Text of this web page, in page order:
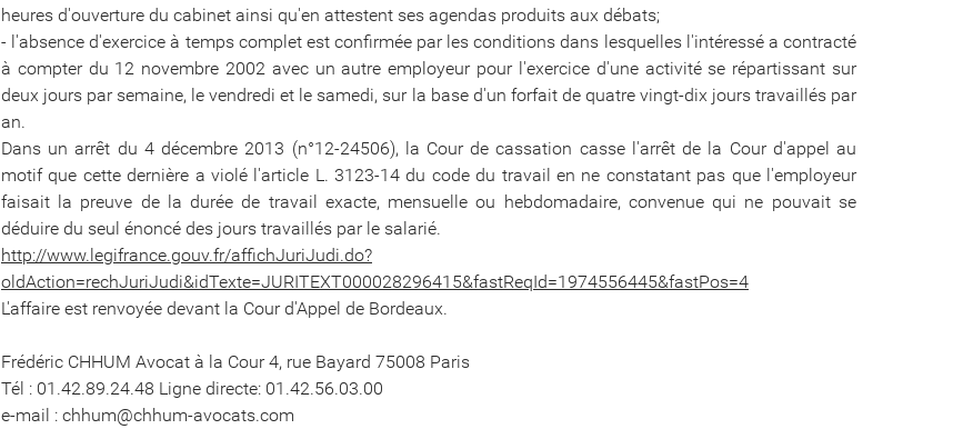
heures d'ouverture du cabinet ainsi qu'en attestent ses agendas produits aux débats;
- l'absence d'exercice à temps complet est confirmée par les conditions dans lesquelles l'intéressé a contracté
à compter du 12 novembre 2002 avec un autre employeur pour l'exercice d'une activité se répartissant sur
deux jours par semaine, le vendredi et le samedi, sur la base d'un forfait de quatre vingt-dix jours travaillés par
an.
Dans un arrêt du 4 décembre 2013 (n°12-24506), la Cour de cassation casse l'arrêt de la Cour d'appel au
motif que cette dernière a violé l'article L. 3123-14 du code du travail en ne constatant pas que l'employeur
faisait la preuve de la durée de travail exacte, mensuelle ou hebdomadaire, convenue qui ne pouvait se
déduire du seul énoncé des jours travaillés par le salarié.
http://www.legifrance.gouv.fr/affichJuriJudi.do?
oldAction=rechJuriJudi&idTexte=JURITEXT000028296415&fastReqId=1974556445&fastPos=4
L'affaire est renvoyée devant la Cour d'Appel de Bordeaux.
Frédéric CHHUM Avocat à la Cour 4, rue Bayard 75008 Paris
Tél : 01.42.89.24.48 Ligne directe: 01.42.56.03.00
e-mail : chhum@chhum-avocats.com